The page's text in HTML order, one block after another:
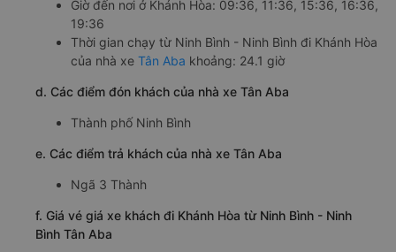
Giờ xuất phát ở Ninh Bình - Ninh Bình: 09:30, 11:30,
15:30, 16:30, 19:30